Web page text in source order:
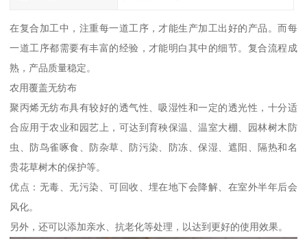
在复合加工中，注重每一道工序，才能生产加工出好的产品。而每
一道工序都需要有丰富的经验，才能明白其中的细节。复合流程成
熟，产品质量稳定。
农用覆盖无纺布
聚丙烯无纺布具有较好的透气性、吸湿性和一定的透光性，十分适
合应用于农业和园艺上，可达到育秧保温、温室大棚、园林树木防
虫、防鸟雀啄食、防杂草、防污染、防冻、保湿、遮阳、隔热和名
贵花草树木的保护等。
优点：无毒、无污染、可回收、埋在地下会降解、在室外半年后会
风化。
另外，还可以添加亲水、抗老化等处理，以达到更好的使用效果。